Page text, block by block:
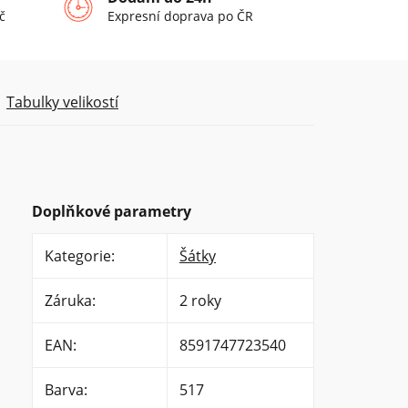
Expresní doprava po ČR
Tabulky velikostí
Doplňkové parametry
Kategorie: Šátky
Záruka: 2 roky
EAN: 8591747723540
Barva: 517